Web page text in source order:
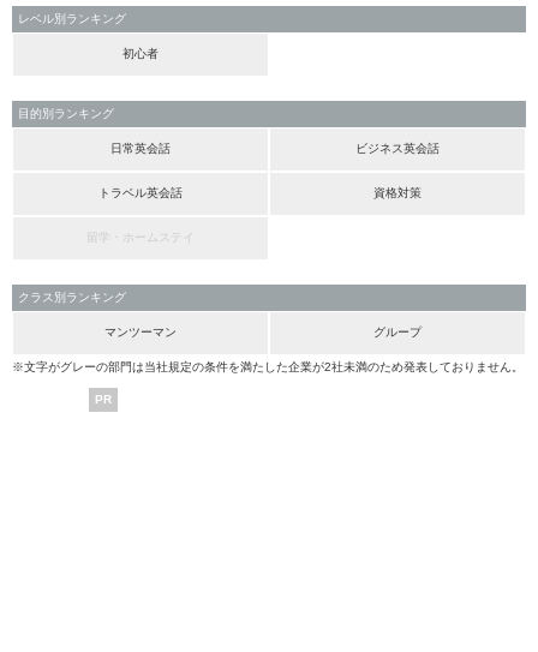
レベル別ランキング
初心者
目的別ランキング
日常英会話 ビジネス英会話
トラベル英会話 資格対策
留学・ホームステイ
クラス別ランキング
マンツーマン グループ
※文字がグレーの部門は当社規定の条件を満たした企業が2社未満のため発表しておりません。
PR